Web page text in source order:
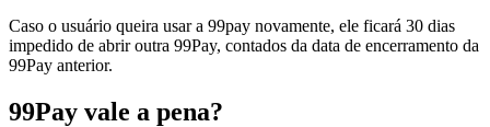
Caso o usuário queira usar a 99pay novamente, ele ficará 30 dias
impedido de abrir outra 99Pay, contados da data de encerramento da
99Pay anterior.
99Pay vale a pena?